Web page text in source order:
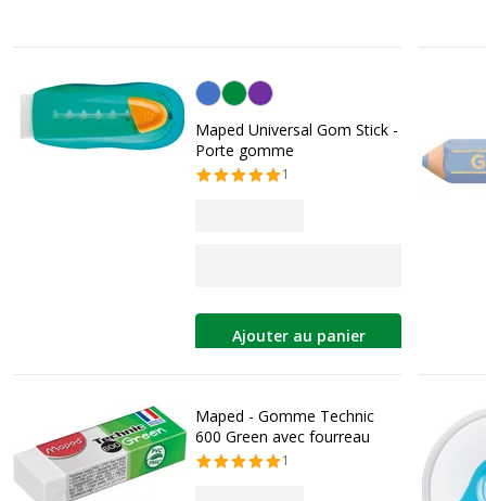
Personnalisation de la couleur
Maped Universal Gom Stick -
Porte gomme
1
Ajouter au panier
Maped - Gomme Technic
600 Green avec fourreau
1